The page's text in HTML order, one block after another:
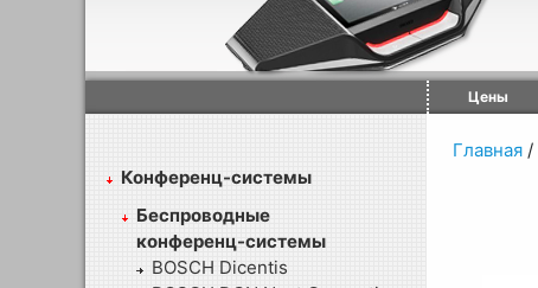
Цены
Конференц-системы
Беспроводные
конференц-системы
BOSCH Dicentis
Главная /